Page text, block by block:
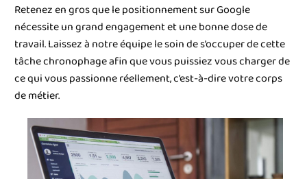
Retenez en gros que le positionnement sur Google
nécessite un grand engagement et une bonne dose de
travail. Laissez à notre équipe le soin de s’occuper de cette
tâche chronophage afin que vous puissiez vous charger de
ce qui vous passionne réellement, c’est-à-dire votre corps
de métier.